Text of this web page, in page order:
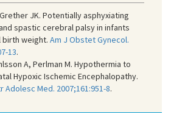
JK. Potentially asphyxiating
spastic cerebral palsy in infants
birth weight. Am J Obstet Gynecol.
13.
A, Perlman M. Hypothermia to
Hypoxic Ischemic Encephalopathy.
Adolesc Med. 2007;161:951-8.